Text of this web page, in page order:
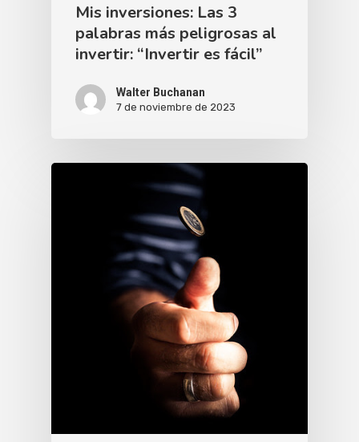
Mis inversiones: Las 3
palabras más peligrosas al
invertir: “Invertir es fácil”
Walter Buchanan
7 de noviembre de 2023